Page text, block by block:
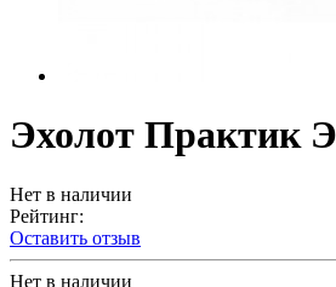
Эхолот Практик
Нет в наличии
Рейтинг:
Оставить отзыв
Нет в наличии